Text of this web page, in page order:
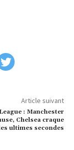
Article suivant
: Manchester
Chelsea craque
ultimes secondes